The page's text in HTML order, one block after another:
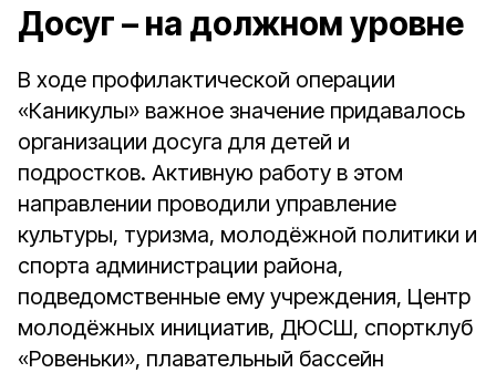
Досуг – на должном уровне
В ходе профилактической операции
«Каникулы» важное значение придавалось
организации досуга для детей и
подростков. Активную работу в этом
направлении проводили управление
культуры, туризма, молодёжной политики и
спорта администрации района,
подведомственные ему учреждения, Центр
молодёжных инициатив, ДЮСШ, спортклуб
«Ровеньки», плавательный бассейн